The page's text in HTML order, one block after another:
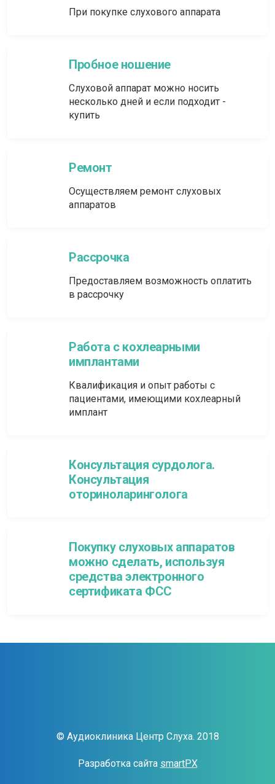
При покупке слухового аппарата
Пробное ношение
Слуховой аппарат можно носить
несколько дней и если подходит -
купить
Ремонт
Осуществляем ремонт слуховых
аппаратов
Рассрочка
Предоставляем возможность оплатить
в рассрочку
Работа с кохлеарными
имплантами
Квалификация и опыт работы с
пациентами, имеющими кохлеарный
имплант
Консультация сурдолога.
Консультация
оториноларинголога
Покупку слуховых аппаратов
можно сделать, используя
средства электронного
сертификата ФСС
© Аудиоклиника Центр Слуха. 2018
Разработка сайта smartPX